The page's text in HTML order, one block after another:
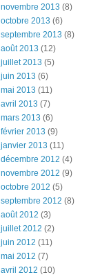
novembre 2013 (8)
octobre 2013 (6)
septembre 2013 (8)
août 2013 (12)
juillet 2013 (5)
juin 2013 (6)
mai 2013 (11)
avril 2013 (7)
mars 2013 (6)
février 2013 (9)
janvier 2013 (11)
décembre 2012 (4)
novembre 2012 (9)
octobre 2012 (5)
septembre 2012 (8)
août 2012 (3)
juillet 2012 (2)
juin 2012 (11)
mai 2012 (7)
avril 2012 (10)